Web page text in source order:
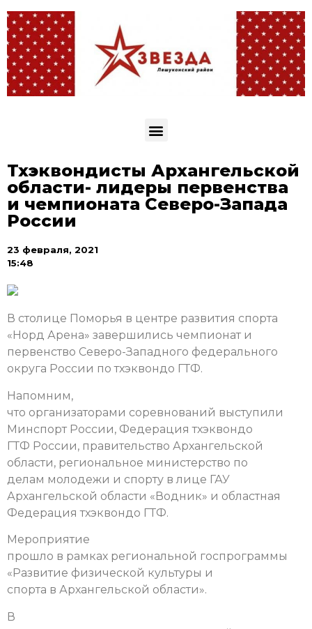
Тхэквондисты Архангельской
области- лидеры первенства
и чемпионата Северо-Запада
России
23 февраля, 2021
15:48
В столице Поморья в центре развития спорта
«Норд Арена» завершились чемпионат и
первенство Северо-Западного федерального
округа России по тхэквондо ГТФ.
Напомним,
что организаторами соревнований выступили
Минспорт России, Федерация тхэквондо
ГТФ России, правительство Архангельской
области, региональное министерство по
делам молодежи и спорту в лице ГАУ
Архангельской области «Водник» и областная
Федерация тхэквондо ГТФ.
Мероприятие
прошло в рамках региональной госпрограммы
«Развитие физической культуры и
спорта в Архангельской области».
В